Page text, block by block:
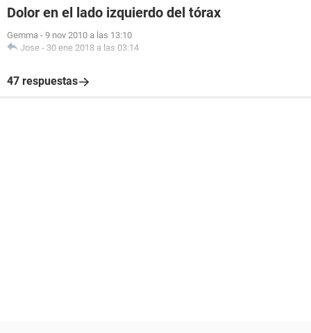
Dolor en el lado izquierdo del tórax
Gemma - 9 nov 2010 a las 13:10
Jose - 30 ene 2018 a las 03:14
47 respuestas